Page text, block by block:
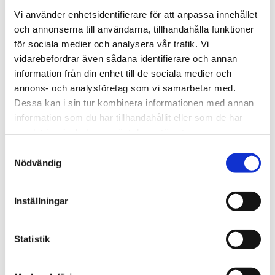
Vi använder enhetsidentifierare för att anpassa innehållet
och annonserna till användarna, tillhandahålla funktioner
för sociala medier och analysera vår trafik. Vi
vidarebefordrar även sådana identifierare och annan
information från din enhet till de sociala medier och
annons- och analysföretag som vi samarbetar med.
Dessa kan i sin tur kombinera informationen med annan
information som du har tillhandahållit eller som de har
Nödvändig
Inställningar
Statistik
Afrika
Nigeriansk kvinna ville
slå världs­rekord – läste
Bibeln i 144 timmar